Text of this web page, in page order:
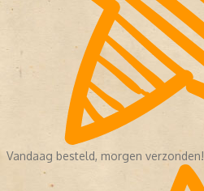
Vandaag besteld, morgen verzonden!